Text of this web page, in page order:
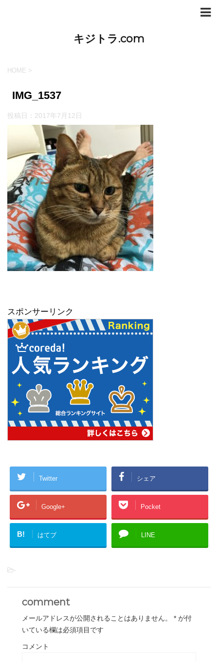
キジトラ.com
HOME >
IMG_1537
投稿日： 2017年7月12日
スポンサーリンク
Twitter シェア
Google+ Pocket
B! はてブ LINE
-
comment
メールアドレスが公開されることはありません。 * が付
いている欄は必須項目です
コメント